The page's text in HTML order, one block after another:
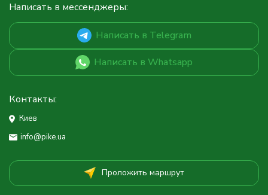
Написать в мессенджеры:
Написать в Telegram
Написать в Whatsapp
Контакты:
Киев
info@pike.ua
Проложить маршрут